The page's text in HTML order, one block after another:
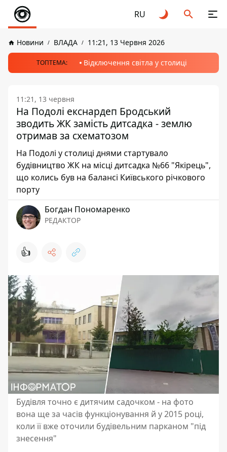
RU
Новини ВЛАДА 11:21, 13 Червня 2026
ТОПТЕМА: Відключення світла у столиці
11:21, 13 червня
На Подолі екснардеп Бродський
зводить ЖК замість дитсадка - землю
отримав за схематозом
На Подолі у столиці днями стартувало
будівництво ЖК на місці дитсадка №66 "Якірець",
що колись був на балансі Київського річкового
порту
Богдан Пономаренко
РЕДАКТОР
👍
Будівля точно є дитячим садочком - на фото
вона ще за часів функціонування й у 2015 році,
коли її вже оточили будівельним парканом "під
знесення"